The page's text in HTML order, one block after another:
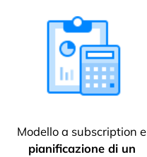
Modello a subscription e
pianificazione di un